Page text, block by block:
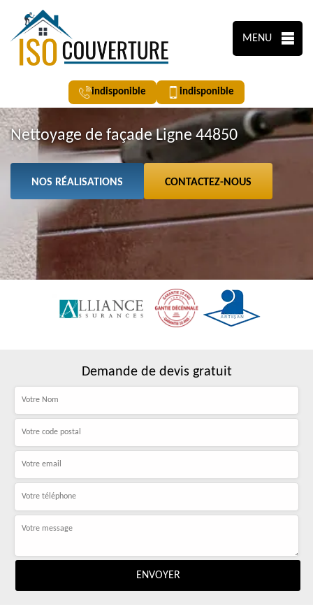
MENU
indisponible indisponible
Nettoyage de façade Ligne 44850
NOS RÉALISATIONS CONTACTEZ-NOUS
Demande de devis gratuit